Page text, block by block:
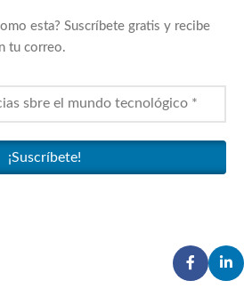
esta? Suscríbete gratis y recibe
tu correo.